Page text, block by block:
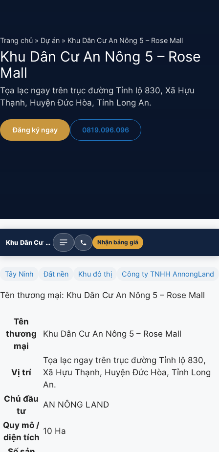
dung
Trang chủ » Dự án » Khu Dân Cư An Nông 5 – Rose Mall
Khu Dân Cư An Nông 5 – Rose
Mall
Tọa lạc ngay trên trục đường Tỉnh lộ 830, Xã Hựu
Thạnh, Huyện Đức Hòa, Tỉnh Long An.
Đăng ký ngay 0819.096.096
Khu Dân Cư An Nông 5 – Rose Mall Nhận bảng giá
Tây Ninh Đất nền Khu đô thị Công ty TNHH AnnongLand
Tên thương mại: Khu Dân Cư An Nông 5 – Rose Mall
Tên
thương
mại
Khu Dân Cư An Nông 5 – Rose Mall
Vị trí
Tọa lạc ngay trên trục đường Tỉnh lộ 830,
Xã Hựu Thạnh, Huyện Đức Hòa, Tỉnh Long
An.
Chủ đầu
tư
AN NÔNG LAND
Quy mô /
diện tích
10 Ha